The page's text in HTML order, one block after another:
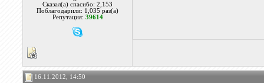
Сказал(а) спасибо: 2,153
Поблагодарили: 1,035 раз(а)
Репутация: 39614
16.11.2012, 14:50